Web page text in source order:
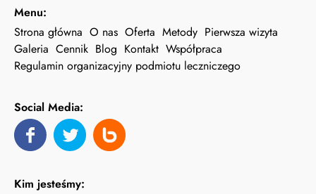
Menu:
Strona główna O nas Oferta Metody Pierwsza wizyta
Galeria Cennik Blog Kontakt Współpraca
Regulamin organizacyjny podmiotu leczniczego
Social Media:
Kim jesteśmy: